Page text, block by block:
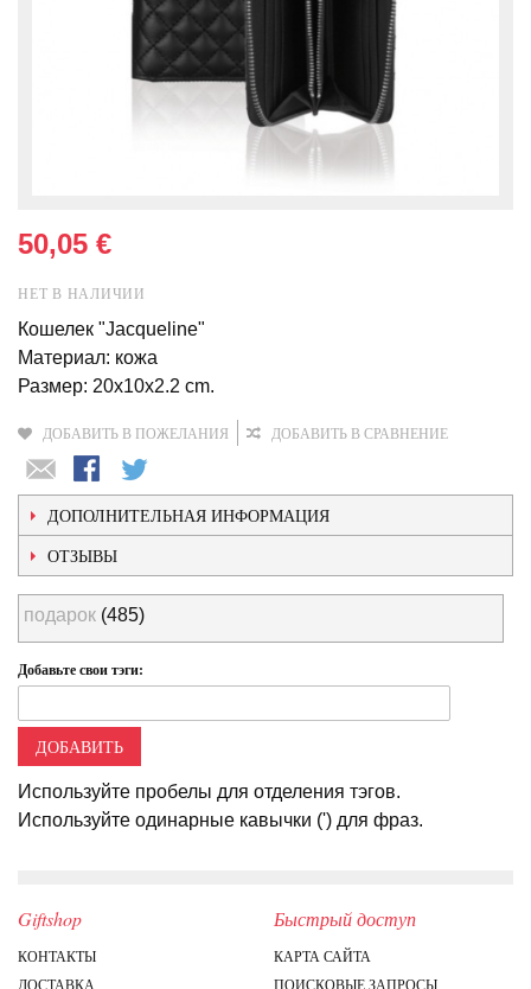
50,05 €
НЕТ В НАЛИЧИИ
Кошелек "Jacqueline"
Материал: кожа
Размер: 20x10x2.2 cm.
ДОБАВИТЬ В ПОЖЕЛАНИЯ ДОБАВИТЬ В СРАВНЕНИЕ
ДОПОЛНИТЕЛЬНАЯ ИНФОРМАЦИЯ
ОТЗЫВЫ
подарок (485)
Добавьте свои тэги:
ДОБАВИТЬ
Используйте пробелы для отделения тэгов.
Используйте одинарные кавычки (') для фраз.
Giftshop
КОНТАКТЫ
ДОСТАВКА
Быстрый доступ
КАРТА САЙТА
ПОИСКОВЫЕ ЗАПРОСЫ